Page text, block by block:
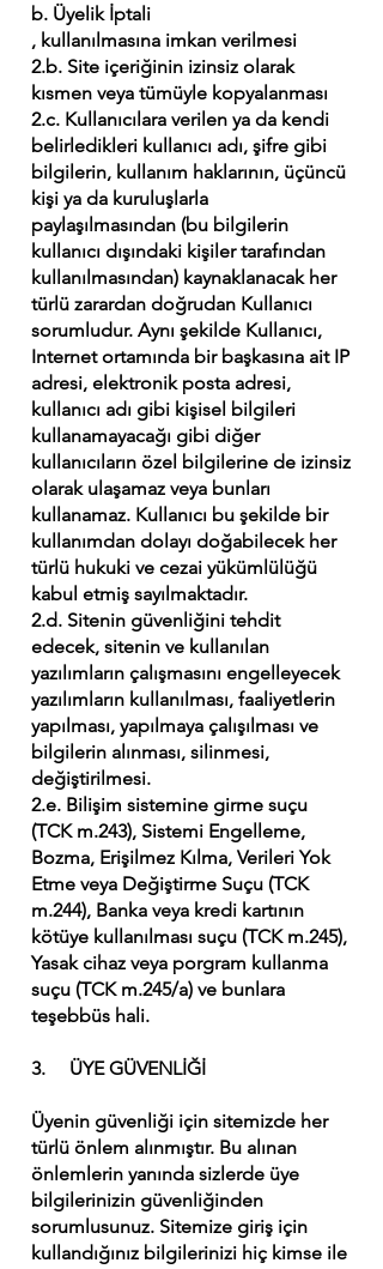
b. Üyelik İptali
, kullanılmasına imkan verilmesi
2.b. Site içeriğinin izinsiz olarak
kısmen veya tümüyle kopyalanması
2.c. Kullanıcılara verilen ya da kendi
belirledikleri kullanıcı adı, şifre gibi
bilgilerin, kullanım haklarının, üçüncü
kişi ya da kuruluşlarla
paylaşılmasından (bu bilgilerin
kullanıcı dışındaki kişiler tarafından
kullanılmasından) kaynaklanacak her
türlü zarardan doğrudan Kullanıcı
sorumludur. Aynı şekilde Kullanıcı,
Internet ortamında bir başkasına ait IP
adresi, elektronik posta adresi,
kullanıcı adı gibi kişisel bilgileri
kullanamayacağı gibi diğer
kullanıcıların özel bilgilerine de izinsiz
olarak ulaşamaz veya bunları
kullanamaz. Kullanıcı bu şekilde bir
kullanımdan dolayı doğabilecek her
türlü hukuki ve cezai yükümlülüğü
kabul etmiş sayılmaktadır.
2.d. Sitenin güvenliğini tehdit
edecek, sitenin ve kullanılan
yazılımların çalışmasını engelleyecek
yazılımların kullanılması, faaliyetlerin
yapılması, yapılmaya çalışılması ve
bilgilerin alınması, silinmesi,
değiştirilmesi.
2.e. Bilişim sistemine girme suçu
(TCK m.243), Sistemi Engelleme,
Bozma, Erişilmez Kılma, Verileri Yok
Etme veya Değiştirme Suçu (TCK
m.244), Banka veya kredi kartının
kötüye kullanılması suçu (TCK m.245),
Yasak cihaz veya porgram kullanma
suçu (TCK m.245/a) ve bunlara
teşebbüs hali.
3. ÜYE GÜVENLİĞİ
Üyenin güvenliği için sitemizde her
türlü önlem alınmıştır. Bu alınan
önlemlerin yanında sizlerde üye
bilgilerinizin güvenliğinden
sorumlusunuz. Sitemize giriş için
kullandığınız bilgilerinizi hiç kimse ile